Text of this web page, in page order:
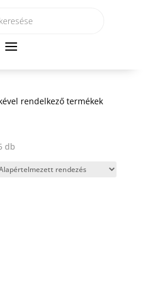
rendelkező termékek
db